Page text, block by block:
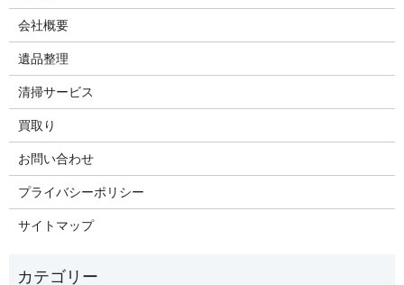
会社概要
遺品整理
清掃サービス
買取り
お問い合わせ
プライバシーポリシー
サイトマップ